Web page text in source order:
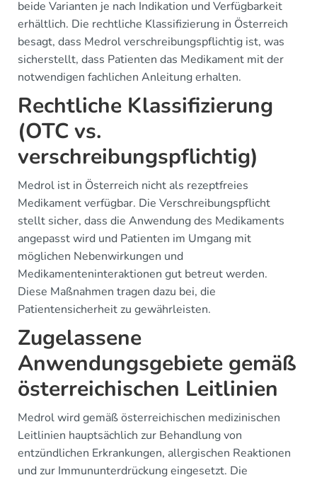
beide Varianten je nach Indikation und Verfügbarkeit
erhältlich. Die rechtliche Klassifizierung in Österreich
besagt, dass Medrol verschreibungspflichtig ist, was
sicherstellt, dass Patienten das Medikament mit der
notwendigen fachlichen Anleitung erhalten.
Rechtliche Klassifizierung
(OTC vs.
verschreibungspflichtig)
Medrol ist in Österreich nicht als rezeptfreies
Medikament verfügbar. Die Verschreibungspflicht
stellt sicher, dass die Anwendung des Medikaments
angepasst wird und Patienten im Umgang mit
möglichen Nebenwirkungen und
Medikamenteninteraktionen gut betreut werden.
Diese Maßnahmen tragen dazu bei, die
Patientensicherheit zu gewährleisten.
Zugelassene
Anwendungsgebiete gemäß
österreichischen Leitlinien
Medrol wird gemäß österreichischen medizinischen
Leitlinien hauptsächlich zur Behandlung von
entzündlichen Erkrankungen, allergischen Reaktionen
und zur Immununterdrückung eingesetzt. Die